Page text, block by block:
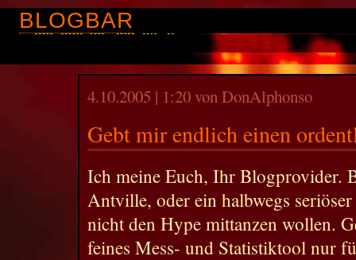
BLOGBAR
4.10.2005 | 1:20 von DonAlphonso
Gebt mir endlich einen
Ich meine Euch, Ihr Blogprovider.
Antville, oder ein halbwegs
nicht den Hype mittanzen wollen.
feines Mess- und Statistiktool nur